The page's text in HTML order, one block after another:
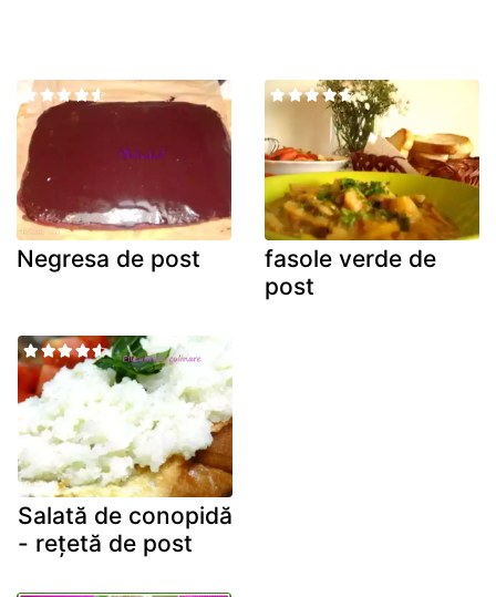
Negresa de post
fasole verde de
post
Salată de conopidă
- rețetă de post